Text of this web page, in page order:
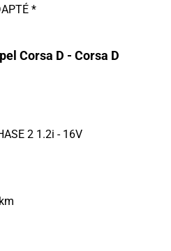
*
Corsa D - Corsa D
2 1.2i - 16V